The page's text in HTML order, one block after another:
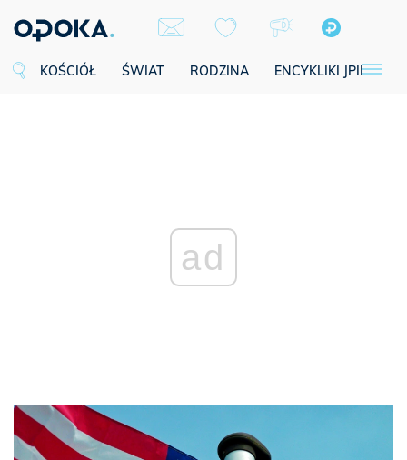
KOŚCIÓŁ ŚWIAT RODZINA ENCYKLIKI JPII
ad